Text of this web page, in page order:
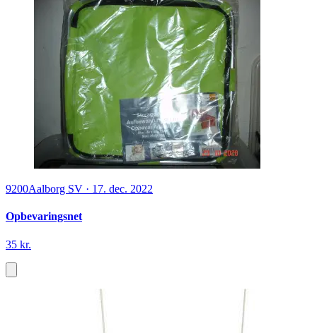
9200Aalborg SV · 17. dec. 2022
Opbevaringsnet
35 kr.